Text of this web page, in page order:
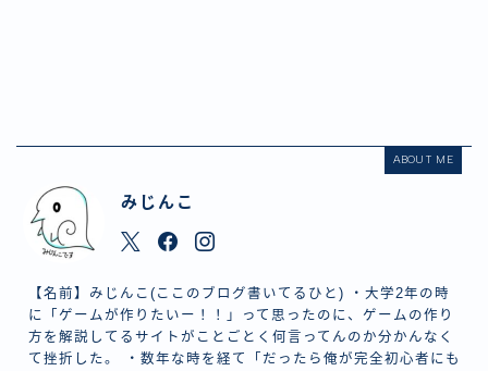
ABOUT ME
みじんこ
【名前】みじんこ(ここのブログ書いてるひと) ・大学2年の時
に「ゲームが作りたいー！！」って思ったのに、ゲームの作り
方を解説してるサイトがことごとく何言ってんのか分かんなく
て挫折した。 ・数年な時を経て「だったら俺が完全初心者にも